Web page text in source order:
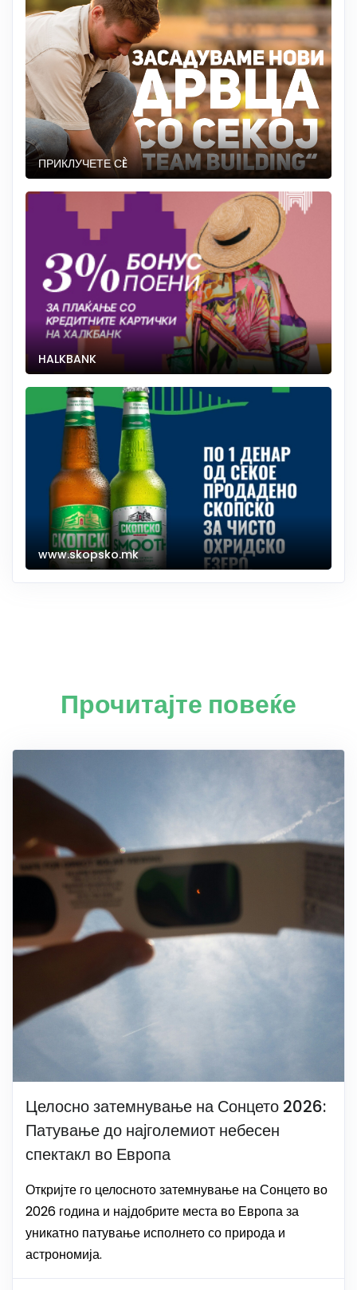
ПРИКЛУЧЕТЕ СÈ
HALKBANK
www.skopsko.mk
Прочитајте повеќе
Целосно затемнување на Сонцето 2026:
Патување до најголемиот небесен
спектакл во Европа
Откријте го целосното затемнување на Сонцето во
2026 година и најдобрите места во Европа за
уникатно патување исполнето со природа и
астрономија.